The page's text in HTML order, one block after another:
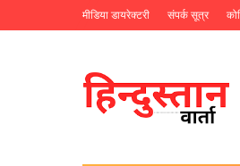
मीडिया डायरेक्टरी संपर्क सूत्र